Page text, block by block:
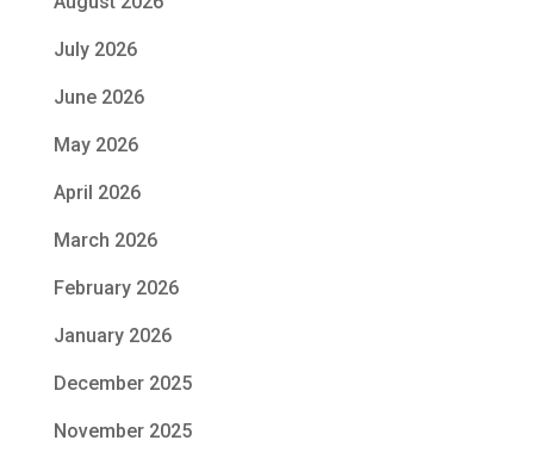
July 2026
June 2026
May 2026
April 2026
March 2026
February 2026
January 2026
December 2025
November 2025